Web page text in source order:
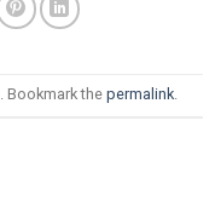
. Bookmark the permalink.